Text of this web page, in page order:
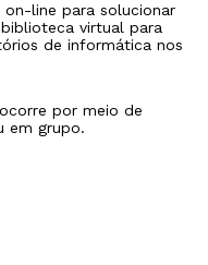
line para solucionar
virtual para
de informática nos
por meio de
em grupo.